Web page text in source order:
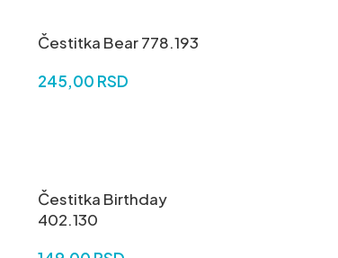
Čestitka Bear 778.193
245,00 RSD
Čestitka Birthday
402.130